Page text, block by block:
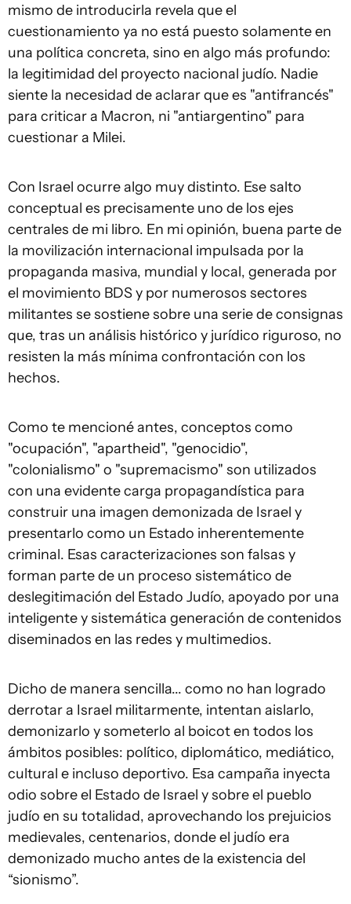
mismo de introducirla revela que el
cuestionamiento ya no está puesto solamente en
una política concreta, sino en algo más profundo:
la legitimidad del proyecto nacional judío. Nadie
siente la necesidad de aclarar que es "antifrancés"
para criticar a Macron, ni "antiargentino" para
cuestionar a Milei.
Con Israel ocurre algo muy distinto. Ese salto
conceptual es precisamente uno de los ejes
centrales de mi libro. En mi opinión, buena parte de
la movilización internacional impulsada por la
propaganda masiva, mundial y local, generada por
el movimiento BDS y por numerosos sectores
militantes se sostiene sobre una serie de consignas
que, tras un análisis histórico y jurídico riguroso, no
resisten la más mínima confrontación con los
hechos.
Como te mencioné antes, conceptos como
"ocupación", "apartheid", "genocidio",
"colonialismo" o "supremacismo" son utilizados
con una evidente carga propagandística para
construir una imagen demonizada de Israel y
presentarlo como un Estado inherentemente
criminal. Esas caracterizaciones son falsas y
forman parte de un proceso sistemático de
deslegitimación del Estado Judío, apoyado por una
inteligente y sistemática generación de contenidos
diseminados en las redes y multimedios.
Dicho de manera sencilla... como no han logrado
derrotar a Israel militarmente, intentan aislarlo,
demonizarlo y someterlo al boicot en todos los
ámbitos posibles: político, diplomático, mediático,
cultural e incluso deportivo. Esa campaña inyecta
odio sobre el Estado de Israel y sobre el pueblo
judío en su totalidad, aprovechando los prejuicios
medievales, centenarios, donde el judío era
demonizado mucho antes de la existencia del
“sionismo”.